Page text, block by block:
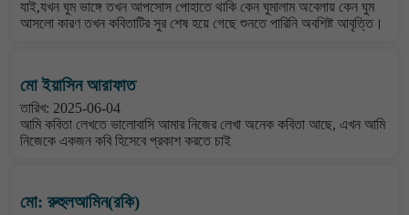
যাই,যখন ঘুম ভাঙ্গে তখন আপসোস পোহাতে থাকি কেন ঘুমালাম অবেলায় কেন ঘুম
আসলো কারণ তখন কবিতাটির সুর শেষ হয়ে গেছে শুনতে পারিনি অবশিষ্ট আবৃত্তি।
মো ইয়াসিন আরাফাত
তারিখ: 2025-06-04
আমি কবিতা লেখতে ভালোবাসি আমার নিজের লেখা অনেক কবিতা আছে, এখন আমি
নিজেকে একজন কবি হিসেবে প্রকাশ করতে চাই
মো: রুহুলআমিন(রকি)